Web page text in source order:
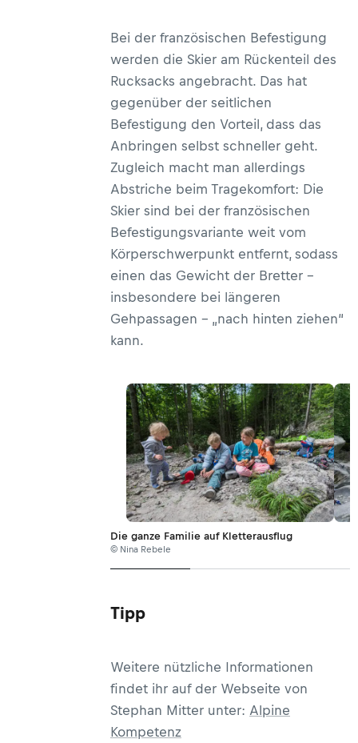
Bei der französischen Befestigung
werden die Skier am Rückenteil des
Rucksacks angebracht. Das hat
gegenüber der seitlichen
Befestigung den Vorteil, dass das
Anbringen selbst schneller geht.
Zugleich macht man allerdings
Abstriche beim Tragekomfort: Die
Skier sind bei der französischen
Befestigungsvariante weit vom
Körperschwerpunkt entfernt, sodass
einen das Gewicht der Bretter –
insbesondere bei längeren
Gehpassagen – „nach hinten ziehen“
kann.
Die ganze Familie auf Kletterausflug
© Nina Rebele
Tipp
Weitere nützliche Informationen
findet ihr auf der Webseite von
Stephan Mitter unter: Alpine
Kompetenz